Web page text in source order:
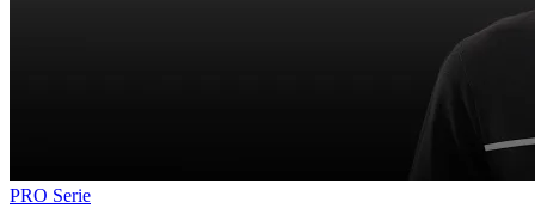
PRO Serie